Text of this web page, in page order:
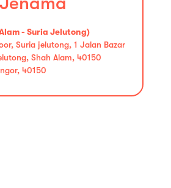
- Suria Jelutong)
Suria jelutong, 1 Jalan Bazar
Shah Alam, 40150
40150